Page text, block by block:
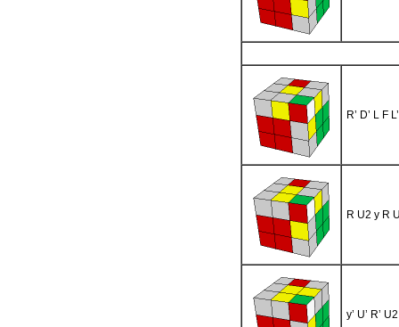
R’ D’ L F
R U2 y R
y’ U’ R’